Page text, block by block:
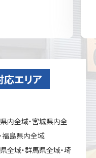
エリア
内全域・宮城県内全
福島県内全域
全域・群馬県全域・埼